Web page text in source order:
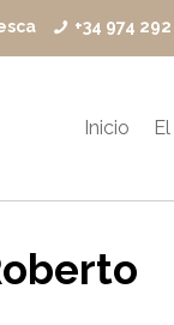
+34 974
Inicio